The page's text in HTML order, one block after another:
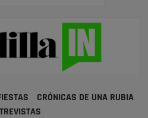
CRÓNICAS DE UNA RUBIA